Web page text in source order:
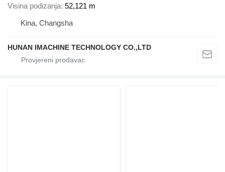
Visina podizanja 52,121 m
Kina, Changsha
HUNAN IMACHINE TECHNOLOGY CO.,LTD